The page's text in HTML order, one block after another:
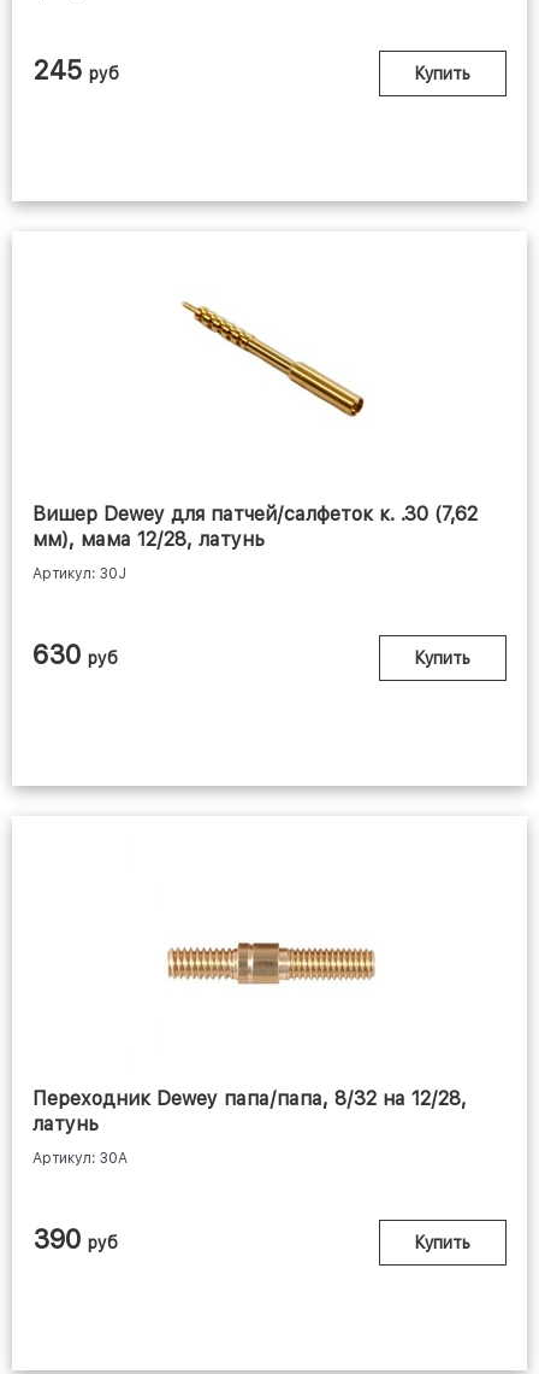
NIMAR (ИТАЛИЯ)
245 руб Купить
Вишер Dewey для патчей/салфеток к. .30 (7,62
мм), мама 12/28, латунь
Артикул: 30J
630 руб Купить
Переходник Dewey папа/папа, 8/32 на 12/28,
латунь
Артикул: 30A
390 руб Купить